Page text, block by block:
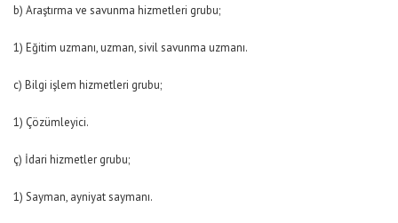
b) Araştırma ve savunma hizmetleri grubu;
1) Eğitim uzmanı, uzman, sivil savunma uzmanı.
c) Bilgi işlem hizmetleri grubu;
1) Çözümleyici.
ç) İdari hizmetler grubu;
1) Sayman, ayniyat saymanı.